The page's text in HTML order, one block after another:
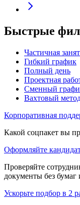
Быстрые
Частичная
Гибкий график
Полный день
Проектная
Сменный
Вахтовый
Корпоративная
Какой соцпакет вы
Оформляйте
Проверяйте
документы без
Ускорьте подбор в 2